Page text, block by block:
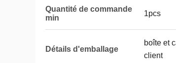
Quantité de commande
min
1pcs
Détails d'emballage
boîte et
client